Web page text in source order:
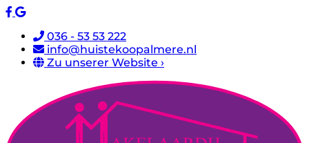
036 - 53 53 222
info@huistekoopalmere.nl
Zu unserer Website ›